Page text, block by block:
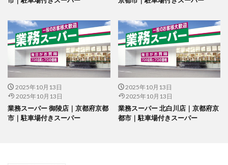
2025年10月13日
2025年10月13日
業務スーパー 御陵店｜京都府京都
市｜駐車場付きスーパー
2025年10月13日
2025年10月13日
業務スーパー 北白川店｜京都府京
都市｜駐車場付きスーパー